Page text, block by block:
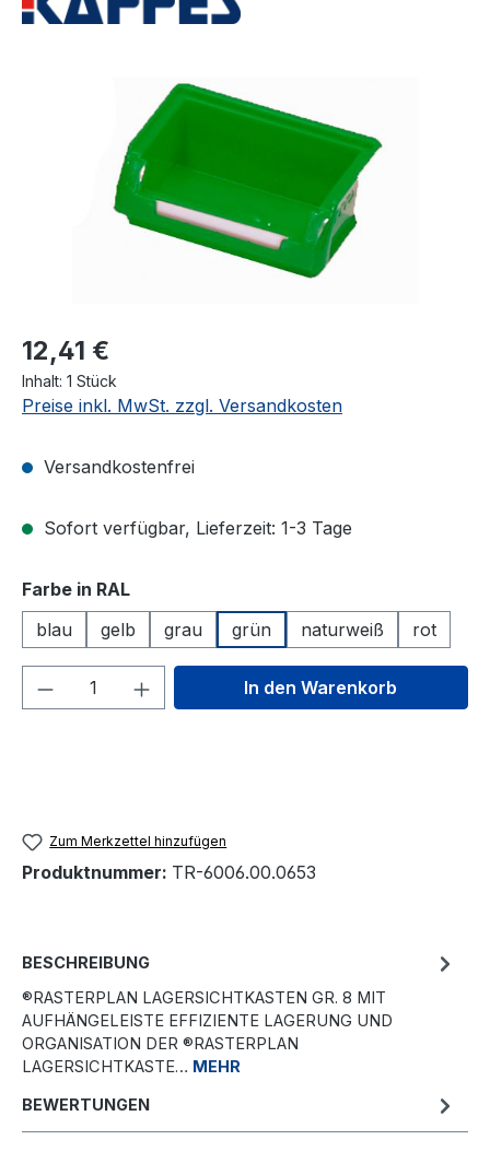
Bildergalerie überspringen
12,41 €
Inhalt: 1 Stück
Preise inkl. MwSt. zzgl. Versandkosten
Versandkostenfrei
Sofort verfügbar, Lieferzeit: 1-3 Tage
Farbe in RALauswählen
blau
gelb grau grün naturweiß rot
Produkt Anzahl: Gib denIn den Warenkorb
Zum Merkzettel hinzufügen
Produktnummer: TR-6006.00.0653
BESCHREIBUNG
®RASTERPLAN LAGERSICHTKASTEN GR. 8 MIT
AUFHÄNGELEISTE EFFIZIENTE LAGERUNG UND
ORGANISATION DER ®RASTERPLAN
LAGERSICHTKASTE… MEHR
BEWERTUNGEN